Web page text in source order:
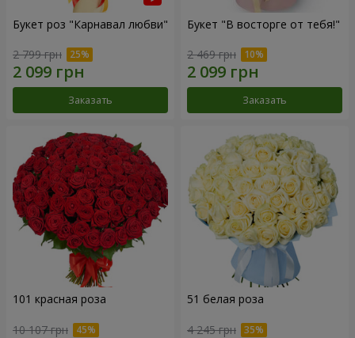
Букет роз "Карнавал любви"
2 799 грн
Заказать
Букет "В восторге от тебя!"
2 469 грн
Заказать
101 красная роза
10 107 грн
51 белая роза
4 245 грн